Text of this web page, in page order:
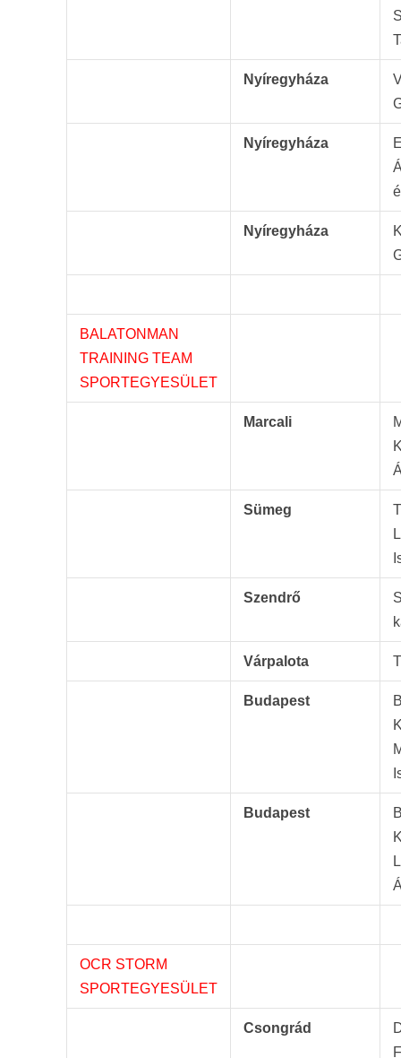
Nyíregyháza
Nyíregyháza
Nyíregyháza
BALATONMAN
TRAINING TEAM
SPORTEGYESÜLET
Marcali
Sümeg
Szendrő
Várpalota
Budapest
Budapest
OCR STORM
SPORTEGYESÜLET
Csongrád